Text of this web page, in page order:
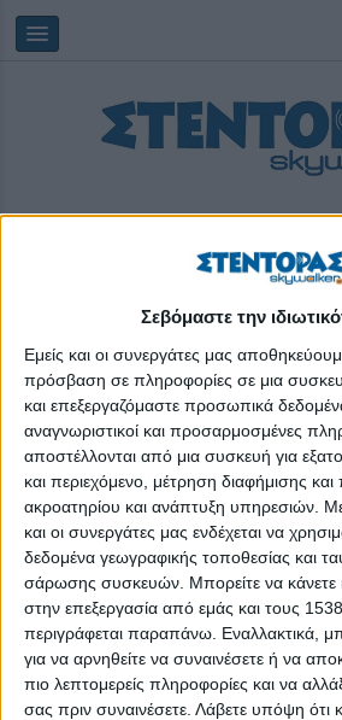
Σεβόμαστε την
Εμείς και οι συνεργάτες μας
πρόσβαση σε πληροφορίες σε μια
και επεξεργαζόμαστε προσωπικά
αναγνωριστικοί και προσαρμοσμένες
αποστέλλονται από μια συσκευή για
και περιεχόμενο, μέτρηση διαφήμισης
ακροατηρίου και ανάπτυξη υπηρεσιών.
και οι συνεργάτες μας ενδέχεται να
δεδομένα γεωγραφικής τοποθεσίας και
σάρωσης συσκευών. Μπορείτε να κάνετε
στην επεξεργασία από εμάς και τους
περιγράφεται παραπάνω. Εναλλακτικά,
για να αρνηθείτε να συναινέσετε ή να
πιο λεπτομερείς πληροφορίες και να
σας πριν συναινέσετε. Λάβετε υπόψη ότι
Παρασκευή, 07/08/2026
Ευρωπαϊκά προγράμματα για τους
Like like #11